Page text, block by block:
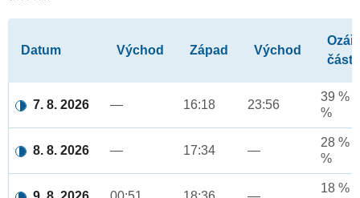
Datum Východ Západ Východ
část
7. 8. 2026 — 16:18 23:56
39 %
%
8. 8. 2026 — 17:34 —
28 %
%
18 %